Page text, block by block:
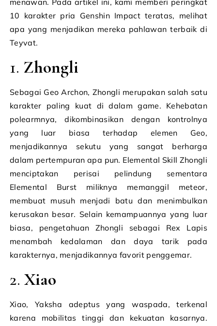
menawan. Pada artikel ini, kami memberi peringkat
10 karakter pria Genshin Impact teratas, melihat
apa yang menjadikan mereka pahlawan terbaik di
Teyvat.
1. Zhongli
Sebagai Geo Archon, Zhongli merupakan salah satu
karakter paling kuat di dalam game. Kehebatan
polearmnya, dikombinasikan dengan kontrolnya
yang luar biasa terhadap elemen Geo,
menjadikannya sekutu yang sangat berharga
dalam pertempuran apa pun. Elemental Skill Zhongli
menciptakan perisai pelindung sementara
Elemental Burst miliknya memanggil meteor,
membuat musuh menjadi batu dan menimbulkan
kerusakan besar. Selain kemampuannya yang luar
biasa, pengetahuan Zhongli sebagai Rex Lapis
menambah kedalaman dan daya tarik pada
karakternya, menjadikannya favorit penggemar.
2. Xiao
Xiao, Yaksha adeptus yang waspada, terkenal
karena mobilitas tinggi dan kekuatan kasarnya.